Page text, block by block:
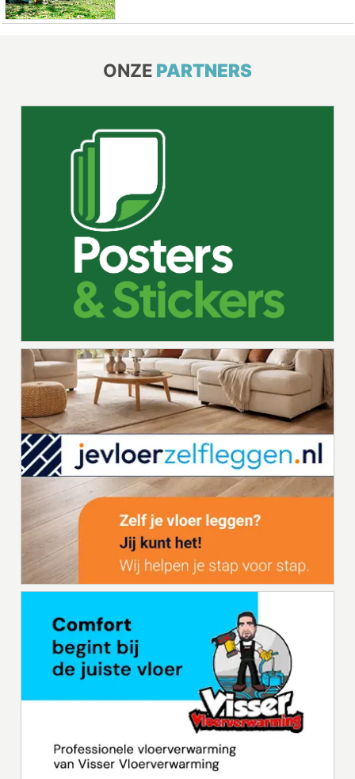
ONZE PARTNERS